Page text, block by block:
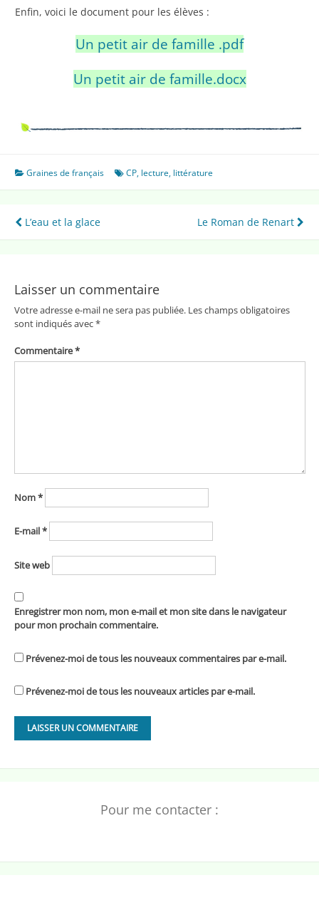
Enfin, voici le document pour les élèves :
Un petit air de famille .pdf
Un petit air de famille.docx
Graines de français CP, lecture, littérature
Navigation
de
L’eau et la glace Le Roman de Renart
Laisser un commentaire
Votre adresse e-mail ne sera pas publiée. Les champs obligatoires
sont indiqués avec*
Commentaire*
Nom*
E-mail*
Site web
Enregistrer mon nom, mon e-mail et mon site dans le navigateur
pour mon prochain commentaire.
Prévenez-moi de tous les nouveaux commentaires par e-mail.
Prévenez-moi de tous les nouveaux articles par e-mail.
Pour me contacter :